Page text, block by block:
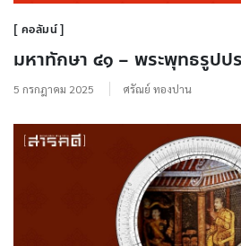
คอลัมน์
มหาทักษา ๔๑ – พระพุทธรูปป
5 กรกฎาคม 2025 ศรัณย์ ทองปาน